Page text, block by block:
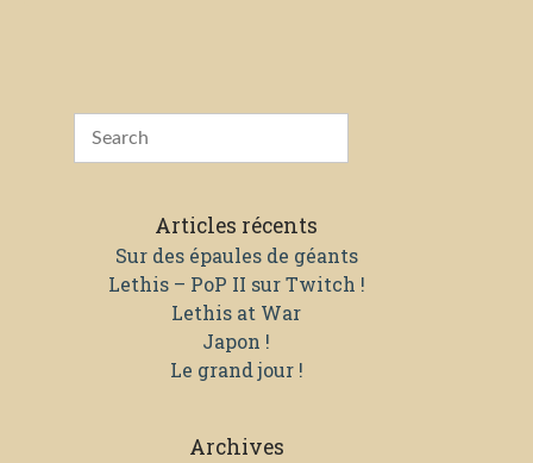
Articles récents
Sur des épaules de géants
Lethis – PoP II sur Twitch !
Lethis at War
Japon !
Le grand jour !
Archives